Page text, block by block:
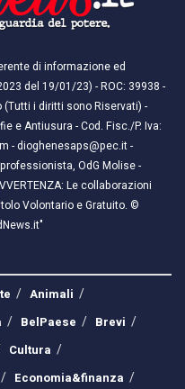
di informazione ed
del 19/01/23) - ROC: 39938 -
i diritti sono Riservati) -
e Antiusura - Cod. Fisc./P. Iva:
- dioghenesaps@pec.it -
OdG Molise -
Le collaborazioni
Volontario e Gratuito. ©
Animali
BelPaese
Brevi
Cultura
Economia&finanza